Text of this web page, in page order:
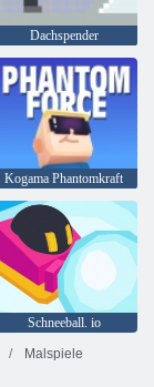
Dachspender
Kogama Phantomkraft
Schneeball. io
Malspiele